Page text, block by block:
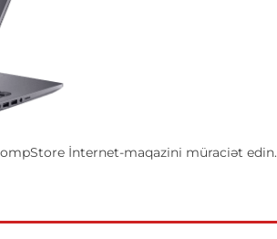
İnternet-maqazini müraciət edin.